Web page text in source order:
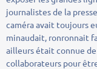
journalistes de la
caméra avait toujours
minaudait, ronronnait
ailleurs était connue
collaborateurs pour